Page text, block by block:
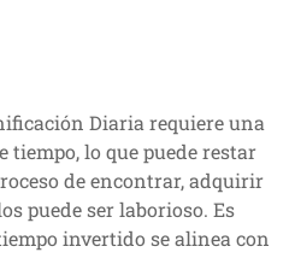
Diaria requiere una
lo que puede restar
de encontrar, adquirir
puede ser laborioso. Es
invertido se alinea con